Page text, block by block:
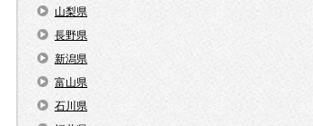
山梨県
長野県
新潟県
富山県
石川県